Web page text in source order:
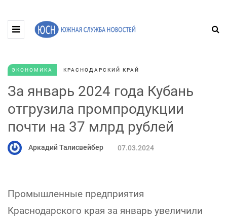
ЭКОНОМИКА КРАСНОДАРСКИЙ КРАЙ
За январь 2024 года Кубань
отгрузила промпродукции
почти на 37 млрд рублей
Аркадий Талисвейбер 07.03.2024
Промышленные предприятия
Краснодарского края за январь увеличили